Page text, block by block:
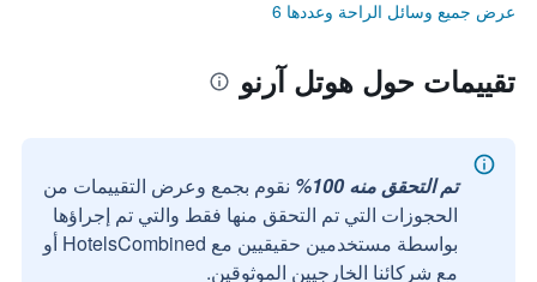
عرض جميع وسائل الراحة وعددها 6
تقييمات حول هوتل آرنو
تم التحقق منه 100%
نقوم بجمع وعرض التقييمات من
الحجوزات التي تم التحقق منها فقط والتي تم إجراؤها
بواسطة مستخدمين حقيقيين مع HotelsCombined أو
مع شركائنا الخارجيين الموثوقين.